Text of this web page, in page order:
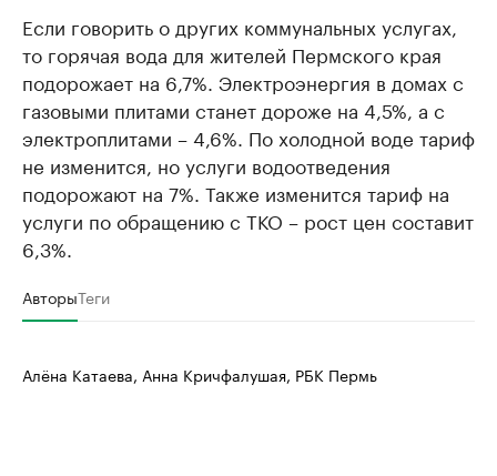
Если говорить о других коммунальных услугах,
то горячая вода для жителей Пермского края
подорожает на 6,7%. Электроэнергия в домах с
газовыми плитами станет дороже на 4,5%, а с
электроплитами – 4,6%. По холодной воде тариф
не изменится, но услуги водоотведения
подорожают на 7%. Также изменится тариф на
услуги по обращению с ТКО – рост цен составит
6,3%.
АвторыТеги
Алёна Катаева, Анна Кричфалушая, РБК Пермь